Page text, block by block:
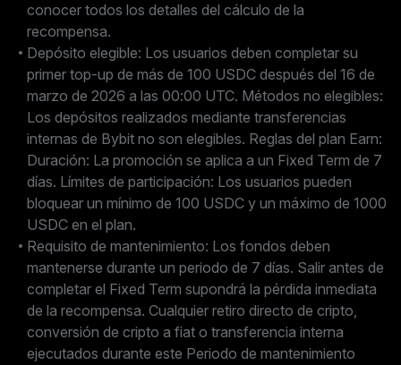
conocer todos los detalles del cálculo de la
recompensa.
Depósito elegible: Los usuarios deben completar su
primer top-up de más de 100 USDC después del 16 de
marzo de 2026 a las 00:00 UTC. Métodos no elegibles:
Los depósitos realizados mediante transferencias
internas de Bybit no son elegibles. Reglas del plan Earn:
Duración: La promoción se aplica a un Fixed Term de 7
días. Límites de participación: Los usuarios pueden
bloquear un mínimo de 100 USDC y un máximo de 1000
USDC en el plan.
Requisito de mantenimiento: Los fondos deben
mantenerse durante un periodo de 7 días. Salir antes de
completar el Fixed Term supondrá la pérdida inmediata
de la recompensa. Cualquier retiro directo de cripto,
conversión de cripto a fiat o transferencia interna
ejecutados durante este Periodo de mantenimiento